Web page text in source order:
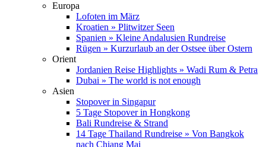
Europa
Lofoten im März
Kroatien » Plitwitzer Seen
Spanien » Kleine Andalusien Rundreise
Rügen » Kurzurlaub an der Ostsee über Ostern
Orient
Jordanien Reise Highlights » Wadi Rum & Petra
Dubai » The world is not enough
Asien
Stopover in Singapur
5 Tage Stopover in Hongkong
Bali Rundreise & Strand
14 Tage Thailand Rundreise » Von Bangkok
nach Chiang Mai